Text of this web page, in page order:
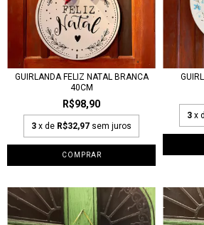
GUIRLANDA FELIZ NATAL BRANCA
40CM
R$98,90
3 x de R$32,97 sem juros
3 x